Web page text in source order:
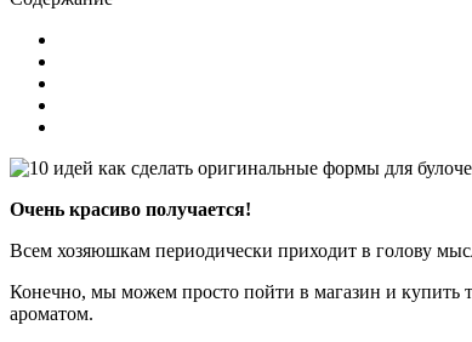
Очень красиво получается!
Всем хозяюшкам периодически приходит в голову
Конечно, мы можем просто пойти в магазин и купить
ароматом.